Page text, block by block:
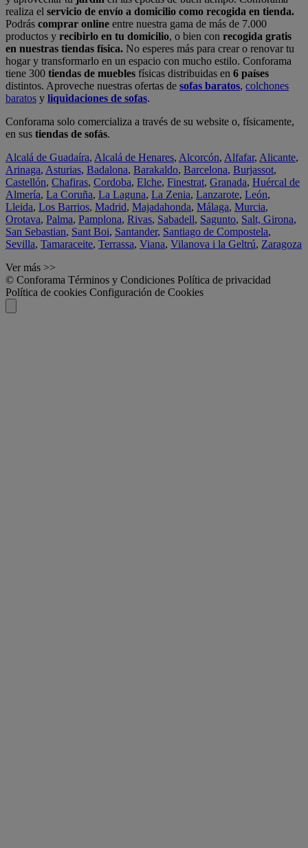
realiza el servicio de envío a domicilio como recogida en tienda.
Podrás comprar online entre nuestra gama de más de 7.000
productos y recibirlo en tu domicilio, o bien con recogida gratis
en nuestras tiendas física. No esperes más para crear o renovar tu
hogar y transformarlo en un espacio con mucho estilo. Conforama
tiene 300 tiendas de muebles físicas distribuidas en 6 países
distintos. Aproveche nuestras ofertas de sofas baratos, colchones
baratos y liquidaciones de sofas.
Conforama solo comercializa a través de su website o, físicamente,
en sus tiendas de sofás.
Alcalá de Guadaíra, Alcalá de Henares, Alcorcón, Alfafar, Alicante,
Arinaga, Asturias, Badalona, Barakaldo, Barcelona, Burjassot,
Castellón, Chafiras, Cordoba, Elche, Finestrat, Granada, Huércal de
Almería, La Coruña, La Laguna, La Zenia, Lanzarote, León,
Lleida, Los Barrios, Madrid, Majadahonda, Málaga, Murcia,
Orotava, Palma, Pamplona, Rivas, Sabadell, Sagunto, Salt, Girona,
San Sebastian, Sant Boi, Santander, Santiago de Compostela,
Sevilla, Tamaraceite, Terrassa, Viana, Vilanova i la Geltrú, Zaragoza
Ver más >>
© Conforama Términos y Condiciones Política de privacidad
Política de cookies Configuración de Cookies